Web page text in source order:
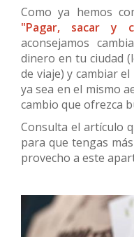
Como ya hemos
"Pagar, sacar y
aconsejamos
dinero en tu ciudad
de viaje) y cambiar
ya sea en el mismo
cambio que ofrezca
Consulta el artículo
para que tengas
provecho a este